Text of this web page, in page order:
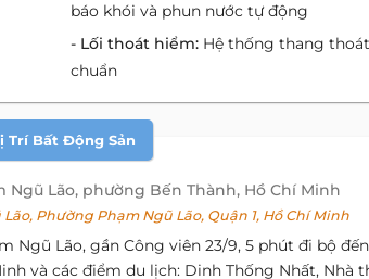
báo khói và phun nước tự động
- Lối thoát hiểm: Hệ thống thang
chuẩn
Trí Bất Động Sản
Ngũ Lão, phường Bến Thành, Hồ Chí Minh
Phường Phạm Ngũ Lão, Quận 1, Hồ Chí Minh
Ngũ Lão, gần Công viên 23/9, 5 phút đi bộ
và các điểm du lịch: Dinh Thống Nhất, Nhà